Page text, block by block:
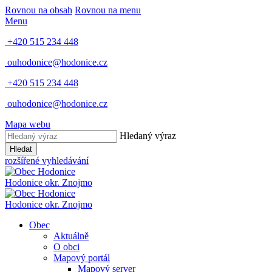
Rovnou na obsah Rovnou na menu
Menu
+420 515 234 448
ouhodonice@hodonice.cz
+420 515 234 448
ouhodonice@hodonice.cz
Mapa webu
Hledaný výraz
Hledat
rozšířené vyhledávání
Hodonice okr. Znojmo
Hodonice okr. Znojmo
Obec
Aktuálně
O obci
Mapový portál
Mapový server